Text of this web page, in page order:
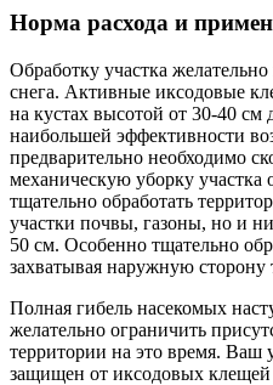
Норма расхода и
Обработку участка
снега. Активные иксодовые
на кустах высотой от 30-40 см
наибольшей эффективности
предварительно необходимо
механическую уборку участка
тщательно обработать
участки почвы, газоны, но и
50 см. Особенно тщательно
захватывая наружную сторону
Полная гибель насекомых
желательно ограничить
территории на это время. Ваш
защищен от иксодовых клещей